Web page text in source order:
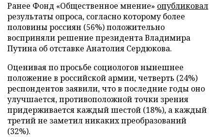
Ранее Фонд «Общественное мнение» опубликовал
результаты опроса, согласно которому более
половины россиян (56%) положительно
восприняли решение президента Владимира
Путина об отставке Анатолия Сердюкова.
Оценивая по просьбе социологов нынешнее
положение в российской армии, четверть (24%)
респондентов заявили, что в последние годы оно
улучшается, противоположной точки зрения
придерживается каждый шестой (18%), а каждый
третий не заметил никаких преобразований
(32%).